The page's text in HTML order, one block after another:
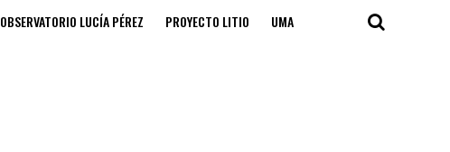
OBSERVATORIO LUCÍA PÉREZ PROYECTO LITIO UMA